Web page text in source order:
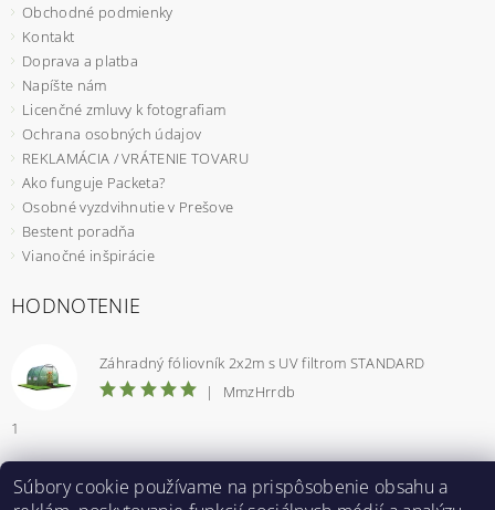
Obchodné podmienky
Kontakt
Doprava a platba
Napíšte nám
Licenčné zmluvy k fotografiam
Ochrana osobných údajov
REKLAMÁCIA / VRÁTENIE TOVARU
Ako funguje Packeta?
Osobné vyzdvihnutie v Prešove
Bestent poradňa
Vianočné inšpirácie
HODNOTENIE
Záhradný fóliovník 2x2m s UV filtrom STANDARD
|
MmzHrrdb
1
Súbory cookie používame na prispôsobenie obsahu a